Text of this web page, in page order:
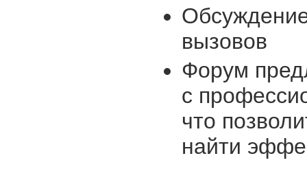
вызовов
Форум
с
что
найти